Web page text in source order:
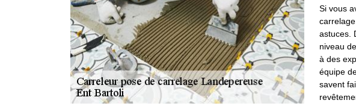
Si vous
astuces.
niveau
à des
équipe
savent